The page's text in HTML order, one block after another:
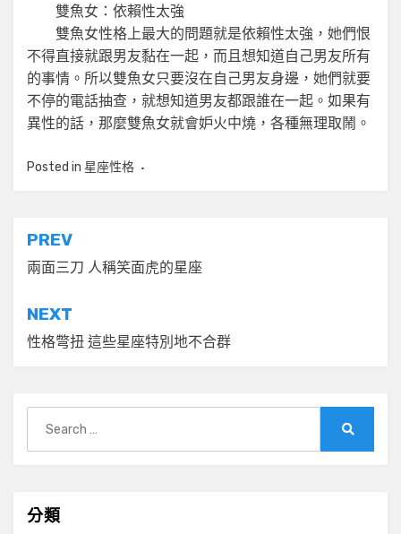
雙魚女：依賴性太強
雙魚女性格上最大的問題就是依賴性太強，她們恨
不得直接就跟男友黏在一起，而且想知道自己男友所有
的事情。所以雙魚女只要沒在自己男友身邊，她們就要
不停的電話抽查，就想知道男友都跟誰在一起。如果有
異性的話，那麼雙魚女就會妒火中燒，各種無理取鬧。
Posted in 星座性格
文
章
導
覽
PREV
兩面三刀 人稱笑面虎的星座
NEXT
性格彆扭 這些星座特別地不合群
for:
分類